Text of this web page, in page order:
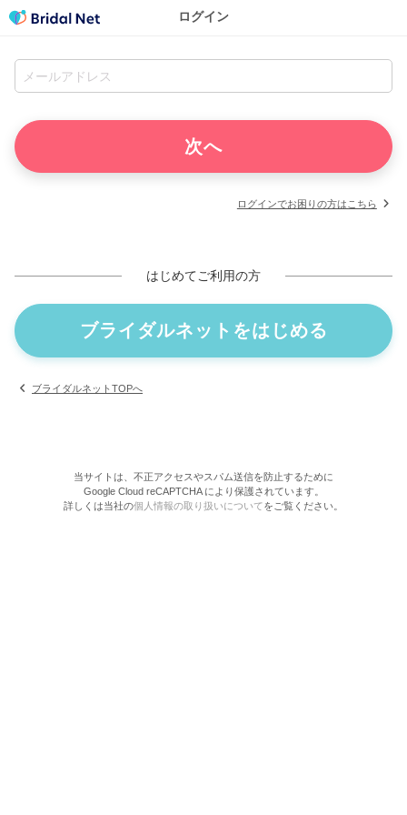
ログイン
ログインでお困りの方はこちら
はじめてご利用の方
ブライダルネットをはじめる
ブライダルネットTOPへ
当サイトは、不正アクセスやスパム送信を防止するために
Google Cloud reCAPTCHA により保護されています。
詳しくは当社の個人情報の取り扱いについてをご覧ください。